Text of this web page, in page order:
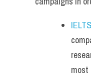
most